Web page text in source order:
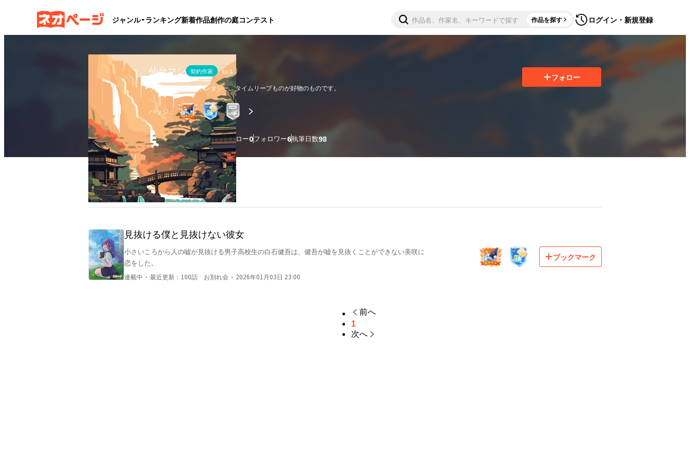
ジャンル ランキング新着作品創作の庭コンテスト 作品を探す ログイン・新規登録
仙台マン 契約作家 Lv. 1
ラブコメ、ハイファンタジー、タイムリープものが好物のものです。
バッジ：
作品1執筆文字数28.7万フォロー0フォロワー6執筆日数98
フォロー
全作品ブックマーク 更新カレンダー
見抜ける僕と見抜けない彼女
小さいころから人の嘘が見抜ける男子高校生の白石健吾は、健吾が嘘を見抜くことができない美咲に
恋をした。
連載中 ・ 最近更新： 100話 お別れ会 ・ 2026年01月03日 23:00
ブックマーク
前へ
1
次へ